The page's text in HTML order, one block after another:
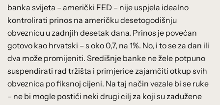
banka svijeta – američki FED – nije uspjela idealno
kontrolirati prinos na američku desetogodišnju
obveznicu u zadnjih desetak dana. Prinos je povećan
gotovo kao hrvatski – s oko 0,7, na 1%. No, i to se za dan ili
dva može promijeniti. Središnje banke ne žele potpuno
suspendirati rad tržišta i primjerice zajamčiti otkup svih
obveznica po fiksnoj cijeni. Na taj način vezale bi se ruke
– ne bi mogle postići neki drugi cilj za koji su zadužene